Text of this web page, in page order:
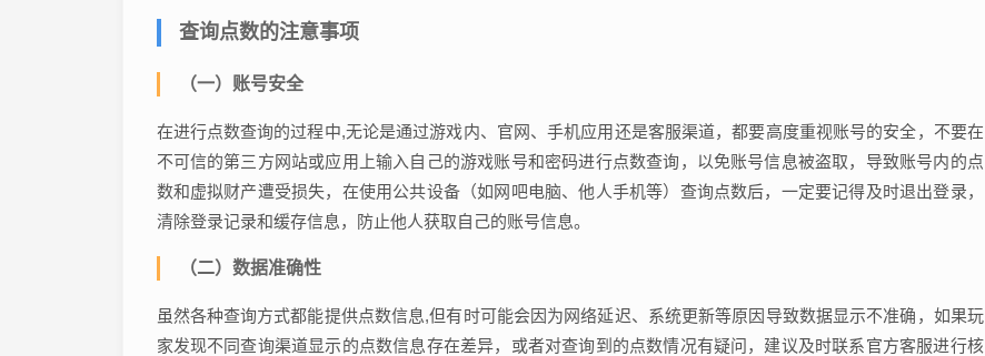
查询点数的注意事项
（一）账号安全
在进行点数查询的过程中,无论是通过游戏内、官网、手机应用还是客服渠道，都要高度重视账号的安全，不要在
不可信的第三方网站或应用上输入自己的游戏账号和密码进行点数查询，以免账号信息被盗取，导致账号内的点
数和虚拟财产遭受损失，在使用公共设备（如网吧电脑、他人手机等）查询点数后，一定要记得及时退出登录，
清除登录记录和缓存信息，防止他人获取自己的账号信息。
（二）数据准确性
虽然各种查询方式都能提供点数信息,但有时可能会因为网络延迟、系统更新等原因导致数据显示不准确，如果玩
家发现不同查询渠道显示的点数信息存在差异，或者对查询到的点数情况有疑问，建议及时联系官方客服进行核